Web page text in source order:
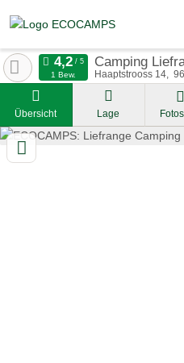
Camping
Haaptstrooss 14
1 Bew.
Übersicht Lage